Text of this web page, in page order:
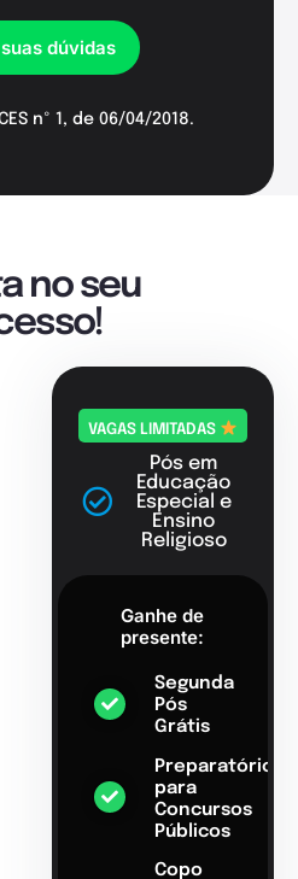
dúvidas
nº 1, de 06/04/2018.
no seu
VAGAS LIMITADAS
Pós em
Educação
Especial e
Ensino
Religioso
Ganhe de
presente:
Segunda
Pós
Grátis
Preparatório
para
Concursos
Públicos
Copo